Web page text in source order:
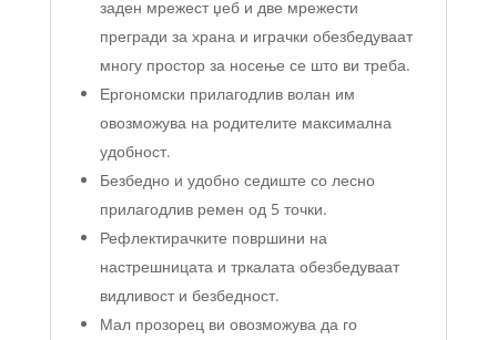
заден мрежест џеб и две мрежести
прегради за храна и играчки обезбедуваат
многу простор за носење се што ви треба.
Ергономски прилагодлив волан им
овозможува на родителите максимална
удобност.
Безбедно и удобно седиште со лесно
прилагодлив ремен од 5 точки.
Рефлектирачките површини на
настрешницата и тркалата обезбедуваат
видливост и безбедност.
Мал прозорец ви овозможува да го